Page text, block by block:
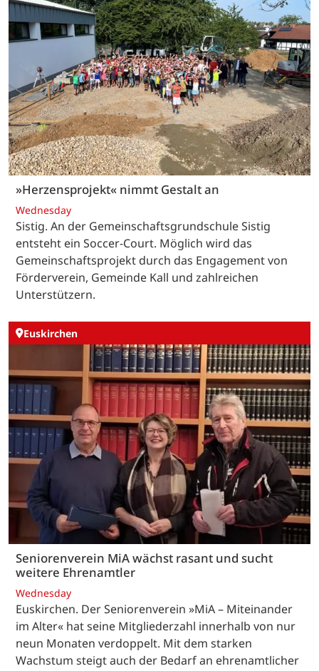
»Herzensprojekt« nimmt Gestalt an
Wednesday
Sistig. An der Gemeinschaftsgrundschule Sistig
entsteht ein Soccer-Court. Möglich wird das
Gemeinschaftsprojekt durch das Engagement von
Förderverein, Gemeinde Kall und zahlreichen
Unterstützern.
Euskirchen
Seniorenverein MiA wächst rasant und sucht
weitere Ehrenamtler
Wednesday
Euskirchen. Der Seniorenverein »MiA – Miteinander
im Alter« hat seine Mitgliederzahl innerhalb von nur
neun Monaten verdoppelt. Mit dem starken
Wachstum steigt auch der Bedarf an ehrenamtlicher